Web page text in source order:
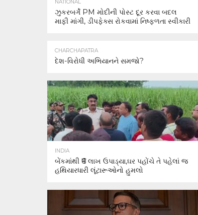
NATIONAL
ઝુકરબર્ગે PM મોદીની પોસ્ટ દૂર કરવા બદલ
માફી માંગી, ડીપફેક્સ રોકવામાં નિષ્ફળતા સ્વીકારી
CHARCHAPATRA
દેશ-વિરોધી અભિયાનને સમજો?
INDIA
બેંકમાંથી ₹6 લાખ ઉપાડ્યા,ઘર પહોંચે તે પહેલાં જ
હથિયારધારી લૂંટારૂઓનો હુમલો